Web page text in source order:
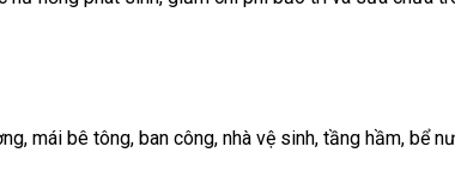
mái bê tông, ban công, nhà vệ sinh, tầng hầm, bể